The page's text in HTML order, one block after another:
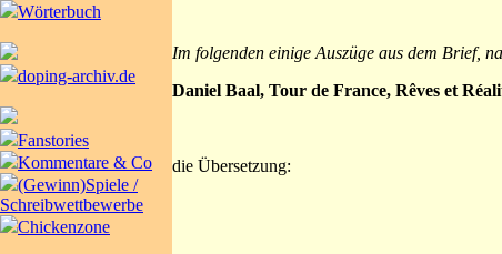
Wörterbuch
doping-archiv.de
Fanstories
Kommentare & Co
(Gewinn)Spiele /
Schreibwettbewerbe
Chickenzone
Im folgenden einige Auszüge aus dem Brief,
Daniel Baal, Tour de France, Rêves et
die Übersetzung: